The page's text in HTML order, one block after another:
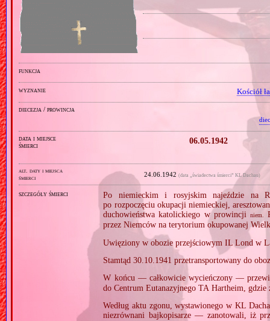
funkcja
wyznanie Kościół
diecezja / prowincja
data i miejsce
śmierci
06.05.1942
alt. daty i miejsca
śmierci
24.06.1942(data „świadectwa śmierci” KL Dachau)
szczegóły śmierci
Po niemieckim i rosyjskim najeździe na
po rozpoczęciu okupacji niemieckiej,
duchowieństwa katolickiego w prowincji niem.
przez Niemców na terytorium okupowanej
Uwięziony w obozie przejściowym IL Lond w
Stamtąd 30.10.1941 przetransportowany do
W końcu — całkowicie wycieńczony —
do Centrum Eutanazyjnego TA Hartheim, gdzie
Według aktu zgonu, wystawionego w KL
niezrównani bajkopisarze — zanotowali, iż